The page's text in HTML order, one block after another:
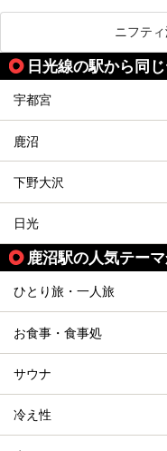
この記事では
宿泊施設と観
ます。
塩原温泉で
みませんか。
メインとな
やキッズエ
ェックしてき
ニフテ
日光線の駅から同
宇都宮
鹿沼
下野大沢
日光
鹿沼駅の人気テー
ひとり旅・一人旅
お食事・食事処
サウナ
冷え性